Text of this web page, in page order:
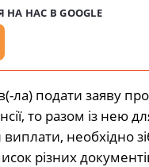
НАС В GOOGLE
ла) подати заяву про
то разом із нею
необхідно
різних